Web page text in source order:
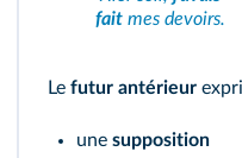
faitmes devoirs.
Le futur antérieur
une supposition